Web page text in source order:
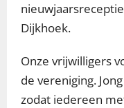
Dijkhoek.
Onze vrijwilligers
de vereniging.
zodat iedereen